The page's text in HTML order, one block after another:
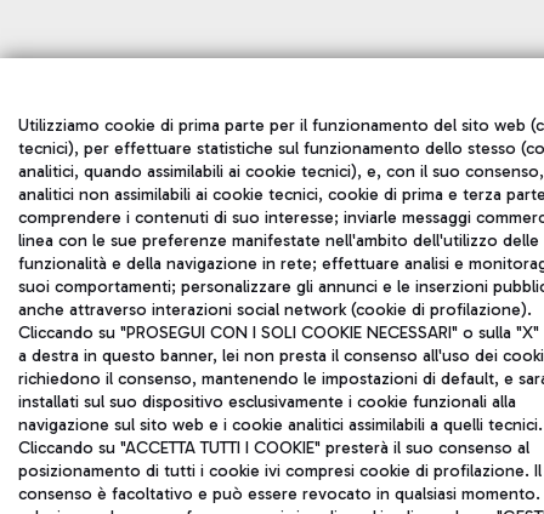
Utilizziamo cookie di prima parte per il funzionamento del sito web
tecnici), per effettuare statistiche sul funzionamento dello stesso
analitici, quando assimilabili ai cookie tecnici), e, con il suo
analitici non assimilabili ai cookie tecnici, cookie di prima e terza
comprendere i contenuti di suo interesse; inviarle messaggi
linea con le sue preferenze manifestate nell'ambito dell'utilizzo delle
funzionalità e della navigazione in rete; effettuare analisi e
suoi comportamenti; personalizzare gli annunci e le inserzioni
anche attraverso interazioni social network (cookie di profilazione).
Cliccando su "PROSEGUI CON I SOLI COOKIE NECESSARI" o sulla
a destra in questo banner, lei non presta il consenso all'uso dei
richiedono il consenso, mantenendo le impostazioni di default, e
installati sul suo dispositivo esclusivamente i cookie funzionali alla
navigazione sul sito web e i cookie analitici assimilabili a quelli tecnici.
Cliccando su "ACCETTA TUTTI I COOKIE" presterà il suo consenso al
posizionamento di tutti i cookie ivi compresi cookie di profilazione. Il
consenso è facoltativo e può essere revocato in qualsiasi